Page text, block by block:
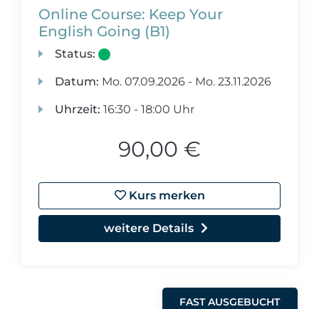
Online Course: Keep Your
English Going (B1)
Status:
Datum: Mo. 07.09.2026 - Mo. 23.11.2026
Uhrzeit: 16:30 - 18:00 Uhr
90,00 €
Kurs merken
weitere Details
FAST AUSGEBUCHT